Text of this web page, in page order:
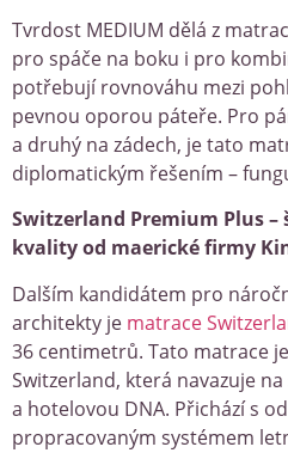
Tvrdost MEDIUM dělá z
pro spáče na boku i pro
potřebují rovnováhu mezi
pevnou oporou páteře. Pro
a druhý na zádech, je tato
diplomatickým řešením –
Switzerland Premium Plus –
kvality od maerické firmy
Dalším kandidátem pro
architekty je matrace
36 centimetrů. Tato matrace
Switzerland, která navazuje
a hotelovou DNA. Přichází s
propracovaným systémem